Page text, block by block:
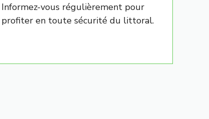
Informez-vous régulièrement pour
profiter en toute sécurité du littoral.